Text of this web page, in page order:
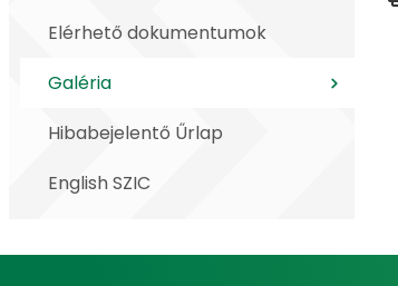
Elérhető dokumentumok
Galéria
Hibabejelentő Űrlap
English SZIC